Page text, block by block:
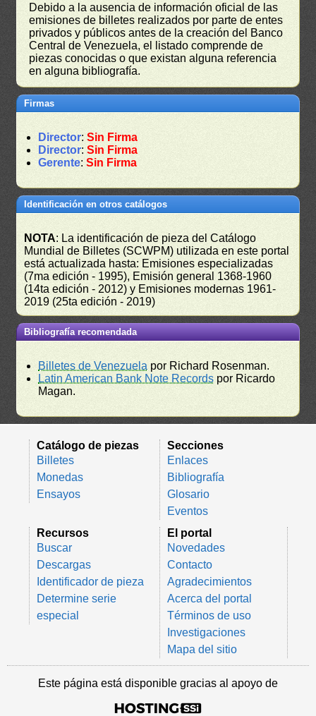
Debido a la ausencia de información oficial de las
emisiones de billetes realizados por parte de entes
privados y públicos antes de la creación del Banco
Central de Venezuela, el listado comprende de
piezas conocidas o que existan alguna referencia
en alguna bibliografía.
Firmas
Director:Sin Firma
Director:Sin Firma
Gerente:Sin Firma
Identificación en otros catálogos
NOTA: La identificación de pieza del Catálogo
Mundial de Billetes (SCWPM) utilizada en este portal
está actualizada hasta: Emisiones especializadas
(7ma edición - 1995), Emisión general 1368-1960
(14ta edición - 2012) y Emisiones modernas 1961-
2019 (25ta edición - 2019)
Bibliografía recomendada
Billetes de Venezuela por Richard Rosenman.
Latin American Bank Note Records por Ricardo
Magan.
Catálogo de piezas
Billetes
Monedas
Ensayos
Secciones
Enlaces
Bibliografía
Glosario
Eventos
Recursos
Buscar
Descargas
Identificador de pieza
Determine serie
especial
El portal
Novedades
Contacto
Agradecimientos
Acerca del portal
Términos de uso
Investigaciones
Mapa del sitio
Este página está disponible gracias al apoyo de